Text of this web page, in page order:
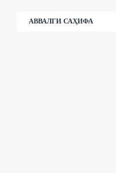
АВВАЛГИ САҲИФА